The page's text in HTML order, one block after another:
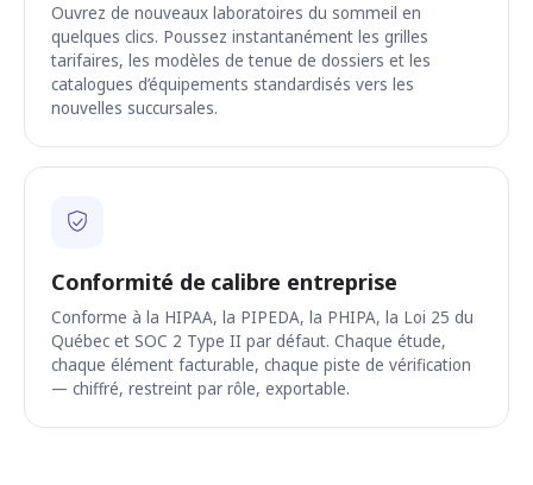
Ouvrez de nouveaux laboratoires du sommeil en
quelques clics. Poussez instantanément les grilles
tarifaires, les modèles de tenue de dossiers et les
catalogues d’équipements standardisés vers les
nouvelles succursales.
Conformité de calibre entreprise
Conforme à la HIPAA, la PIPEDA, la PHIPA, la Loi 25 du
Québec et SOC 2 Type II par défaut. Chaque étude,
chaque élément facturable, chaque piste de vérification
— chiffré, restreint par rôle, exportable.